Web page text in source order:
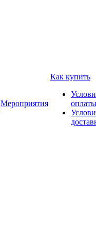
Мероприятия
Как купить
оплаты